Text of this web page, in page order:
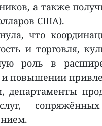
а также
США).
что
и торговля,
роль в
повышении
департаменты